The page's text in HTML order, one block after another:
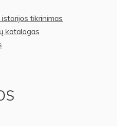
tikrinimas
katalogas